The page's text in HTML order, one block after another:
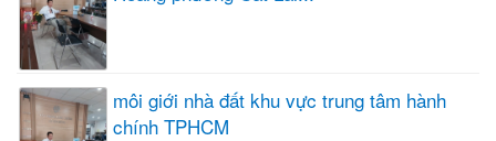
môi giới nhà đất khu vực trung tâm hành
chính TPHCM